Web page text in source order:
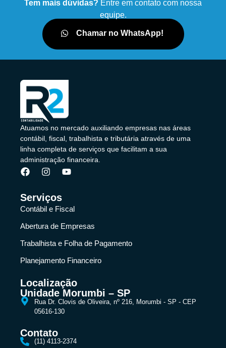
Tem mais dúvidas? Entre em contato com nossa
equipe.
Chamar no WhatsApp!
Atuamos no mercado auxiliando empresas nas áreas
contábil, fiscal, trabalhista e tributária através de uma
linha completa de serviços que facilitam a sua
administração financeira.
Serviços
Contábil e Fiscal
Abertura de Empresas
Trabalhista e Folha de Pagamento
Planejamento Financeiro
Localização
Unidade Morumbi – SP
Rua Dr. Clovis de Oliveira, nº 216, Morumbi - SP - CEP
05616-130
Contato
(11) 4113-2374